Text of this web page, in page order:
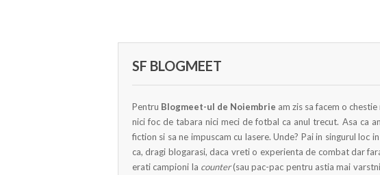
SF BLOGMEET
Pentru Blogmeet-ul de Noiembrie am zis sa facem o
nici foc de tabara nici meci de fotbal ca anul trecut. Asa ca
fiction si sa ne impuscam cu lasere. Unde? Pai in singurul loc
ca, dragi blogarasi, daca vreti o experienta de combat dar
erati campioni la counter(sau pac-pac pentru astia mai